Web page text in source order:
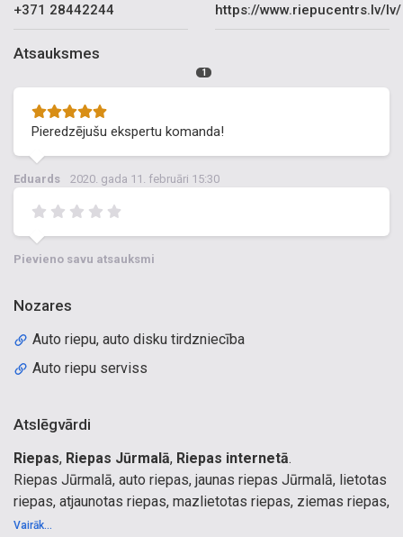
+371 28442244 https://www.riepucentrs.lv/lv/
Atsauksmes
1
Pieredzējušu ekspertu komanda!
Eduards 2020. gada 11. februāri 15:30
Pievieno savu atsauksmi
Nozares
Auto riepu, auto disku tirdzniecība
Auto riepu serviss
Atslēgvārdi
Riepas, Riepas Jūrmalā, Riepas internetā.
Riepas Jūrmalā, auto riepas, jaunas riepas Jūrmalā, lietotas
riepas, atjaunotas riepas, mazlietotas riepas, ziemas riepas,
riepas ar radzēm,
Vairāk...